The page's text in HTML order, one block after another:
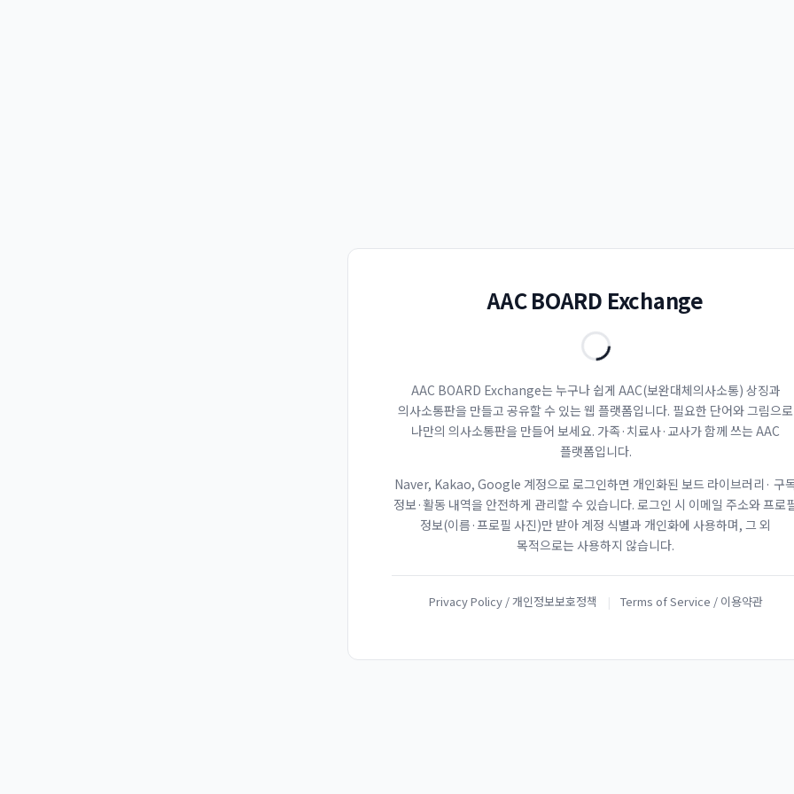
AAC BOARD Exchange
AAC BOARD Exchange는 누구나 쉽게 AAC(보완대체의사소통) 상징과
의사소통판을 만들고 공유할 수 있는 웹 플랫폼입니다. 필요한 단어와 그림으로
나만의 의사소통판을 만들어 보세요. 가족·치료사·교사가 함께 쓰는 AAC
플랫폼입니다.
Naver, Kakao, Google 계정으로 로그인하면 개인화된 보드 라이브러리· 구
정보·활동 내역을 안전하게 관리할 수 있습니다. 로그인 시 이메일 주소와 프로
정보(이름·프로필 사진)만 받아 계정 식별과 개인화에 사용하며, 그 외
목적으로는 사용하지 않습니다.
Privacy Policy / 개인정보보호정책 | Terms of Service / 이용약관